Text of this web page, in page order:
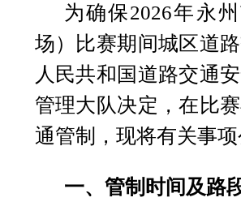
为确保2026年永
场）比赛期间城区道
人民共和国道路交通
管理大队决定，在比
通管制，现将有关事
一、管制时间及路